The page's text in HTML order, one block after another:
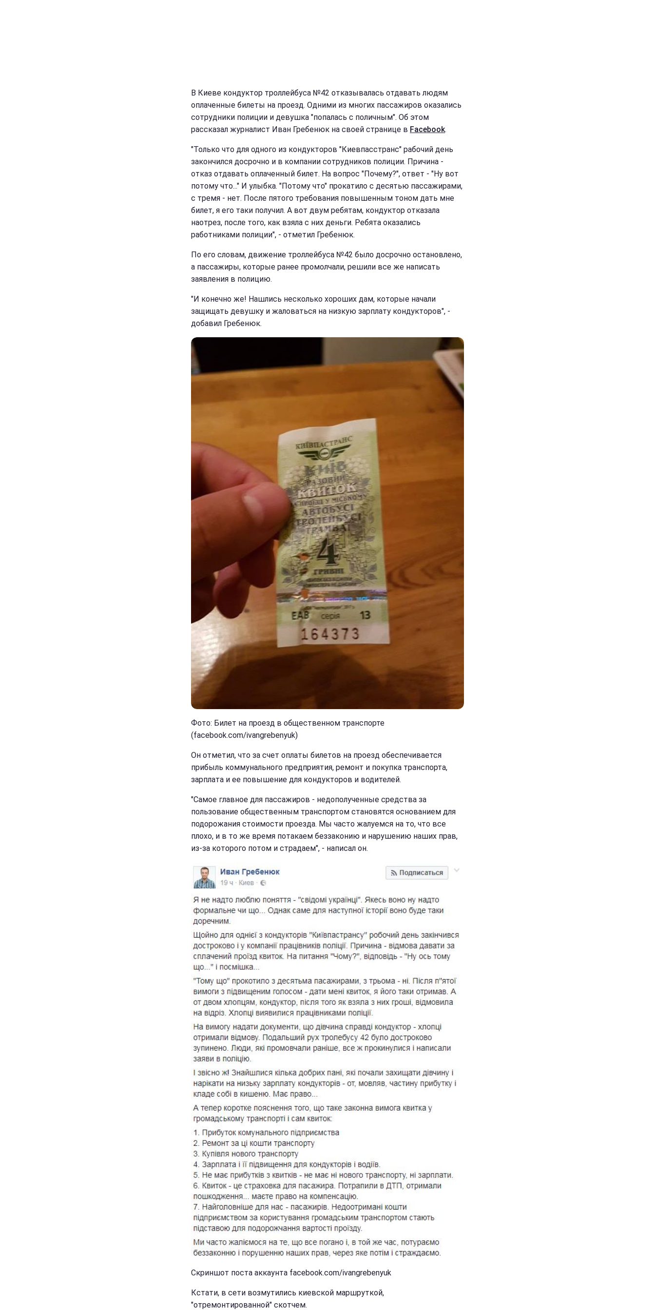
В Киеве кондуктор троллейбуса №42 отказывалась отдавать людям
оплаченные билеты на проезд. Одними из многих пассажиров оказались
сотрудники полиции и девушка "попалась с поличным". Об этом
рассказал журналист Иван Гребенюк на своей странице в Facebook.
"Только что для одного из кондукторов "Киевпасстранс" рабочий день
закончился досрочно и в компании сотрудников полиции. Причина -
отказ отдавать оплаченный билет. На вопрос "Почему?", ответ - "Ну вот
потому что..." И улыбка. "Потому что" прокатило с десятью пассажирами,
с тремя - нет. После пятого требования повышенным тоном дать мне
билет, я его таки получил. А вот двум ребятам, кондуктор отказала
наотрез, после того, как взяла с них деньги. Ребята оказались
работниками полиции", - отметил Гребенюк.
По его словам, движение троллейбуса №42 было досрочно остановлено,
а пассажиры, которые ранее промолчали, решили все же написать
заявления в полицию.
"И конечно же! Нашлись несколько хороших дам, которые начали
защищать девушку и жаловаться на низкую зарплату кондукторов", -
добавил Гребенюк.
Фото: Билет на проезд в общественном транспорте
(facebook.com/ivangrebenyuk)
Он отметил, что за счет оплаты билетов на проезд обеспечивается
прибыль коммунального предприятия, ремонт и покупка транспорта,
зарплата и ее повышение для кондукторов и водителей.
"Самое главное для пассажиров - недополученные средства за
пользование общественным транспортом становятся основанием для
подорожания стоимости проезда. Мы часто жалуемся на то, что все
плохо, и в то же время потакаем беззаконию и нарушению наших прав,
из-за которого потом и страдаем", - написал он.
Скриншот поста аккаунта facebook.com/ivangrebenyuk
Кстати, в сети возмутились киевской маршруткой,
"отремонтированной" скотчем.